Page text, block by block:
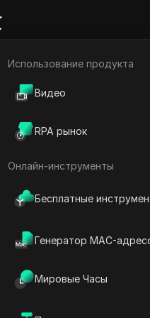
Электронная коммерция
Использование продукта
Видео
RPA рынок
Онлайн-инструменты
Бесплатные
Генератор MAC-
Мировые Часы
Как